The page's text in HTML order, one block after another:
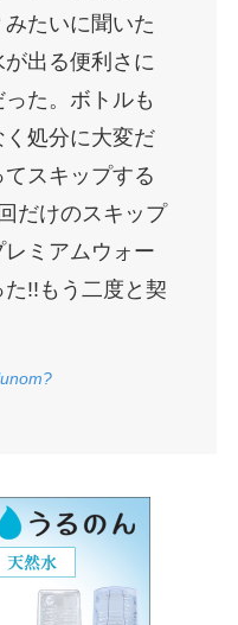
たいに聞いた
出る便利さに
た。ボトルも
処分に大変だ
スキップする
だけのスキップ
ミアムウォー
!!もう二度と契